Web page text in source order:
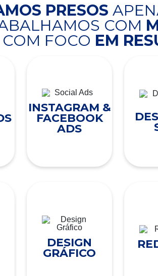
PRESOS
COM
COM FOCO EM
INSTAGRAM &
FACEBOOK
ADS
DESIGN
GRÁFICO